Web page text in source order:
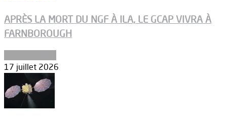
APRÈS LA MORT DU NGF À ILA, LE GCAP VIVRA À
FARNBOROUGH
17 juillet 2026